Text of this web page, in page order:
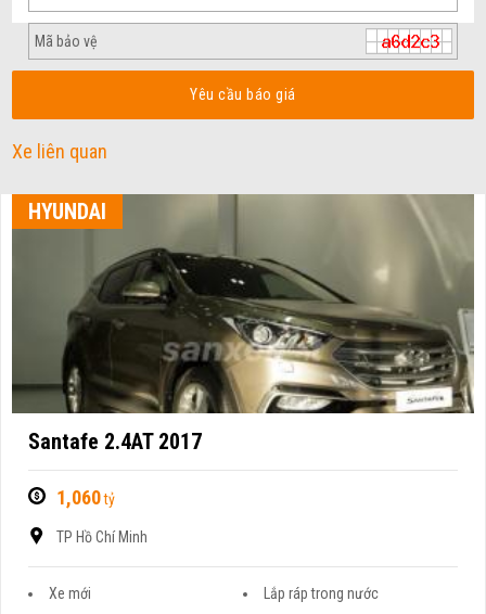
Yêu cầu báo giá
Xe liên quan
HYUNDAI
Santafe 2.4AT 2017
1,060tỷ
TP Hồ Chí Minh
Xe mới Lắp ráp trong nước